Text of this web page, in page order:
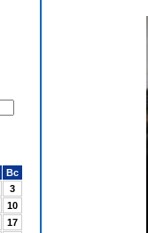
Вс
3
10
17